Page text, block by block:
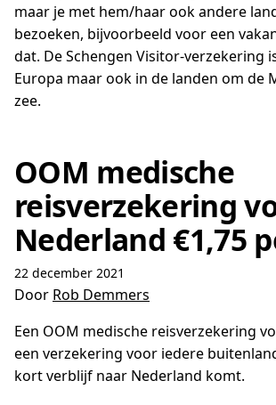
maar je met hem/haar ook andere
bezoeken, bijvoorbeeld voor een
dat. De Schengen Visitor-verzekering
Europa maar ook in de landen om de
zee.
OOM medische
reisverzekering
Nederland €1,75
22 december 2021
Door Rob Demmers
Een OOM medische reisverzekering
een verzekering voor iedere
kort verblijf naar Nederland komt.